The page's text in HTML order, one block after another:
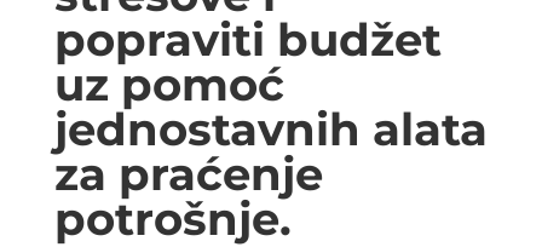
popraviti budžet
uz pomoć
jednostavnih alata
za praćenje
potrošnje.